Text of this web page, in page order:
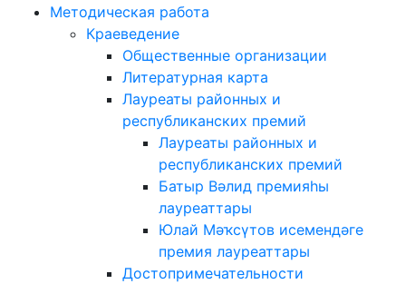
Методическая работа
Краеведение
Общественные организации
Литературная карта
Лауреаты районных и
республиканских премий
Лауреаты районных и
республиканских премий
Батыр Вәлид премияһы
лауреаттары
Юлай Мәҡсүтов исемендәге
премия лауреаттары
Достопримечательности